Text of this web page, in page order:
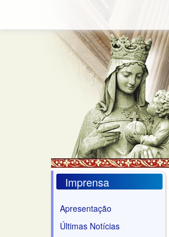
Imprensa
Apresentação
Últimas Notícias